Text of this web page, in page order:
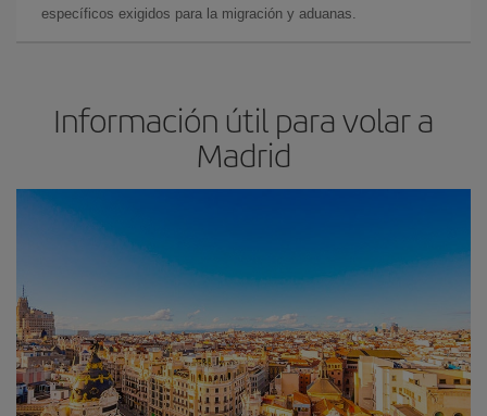
específicos exigidos para la migración y aduanas.
Información útil para volar a
Madrid